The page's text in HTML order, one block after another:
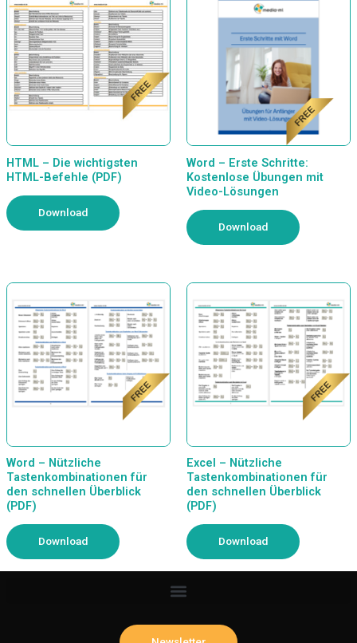
HTML – Die wichtigsten
HTML-Befehle (PDF)
Download
Word – Erste Schritte:
Kostenlose Übungen mit
Video-Lösungen
Download
Word – Nützliche
Tastenkombinationen für
den schnellen Überblick
(PDF)
Download
Excel – Nützliche
Tastenkombinationen für
den schnellen Überblick
(PDF)
Download